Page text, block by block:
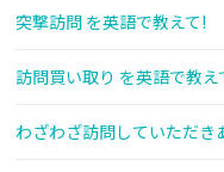
突撃訪問 を英語で教えて!
訪問買い取り を英語で教え
わざわざ訪問していただき